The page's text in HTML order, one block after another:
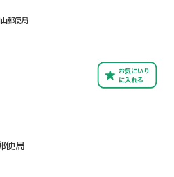
郵便局
お気にいり
に入れる
便局